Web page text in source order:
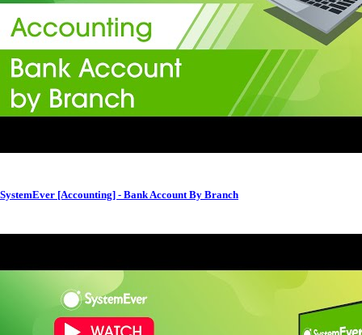
SystemEver [Accounting] - Bank Account By Branch